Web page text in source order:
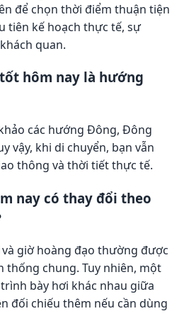
để chọn thời điểm thuận tiện
tiên kế hoạch thực tế, sự
quan.
hôm nay là hướng
các hướng Đông, Đông
vậy, khi di chuyển, bạn vẫn
thông và thời tiết thực tế.
nay có thay đổi theo
và giờ hoàng đạo thường được
thống chung. Tuy nhiên, một
bày hơi khác nhau giữa
đối chiếu thêm nếu cần dùng